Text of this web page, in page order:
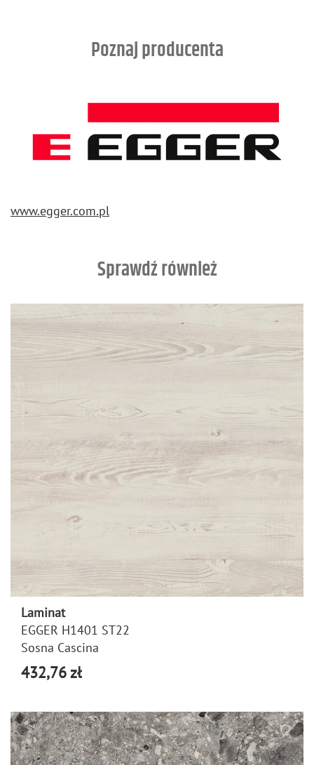
Poznaj producenta
www.​egger.​com.​pl
Sprawdź również
Laminat
EGGER H1401 ST22
Sosna Cascina
432,76 zł